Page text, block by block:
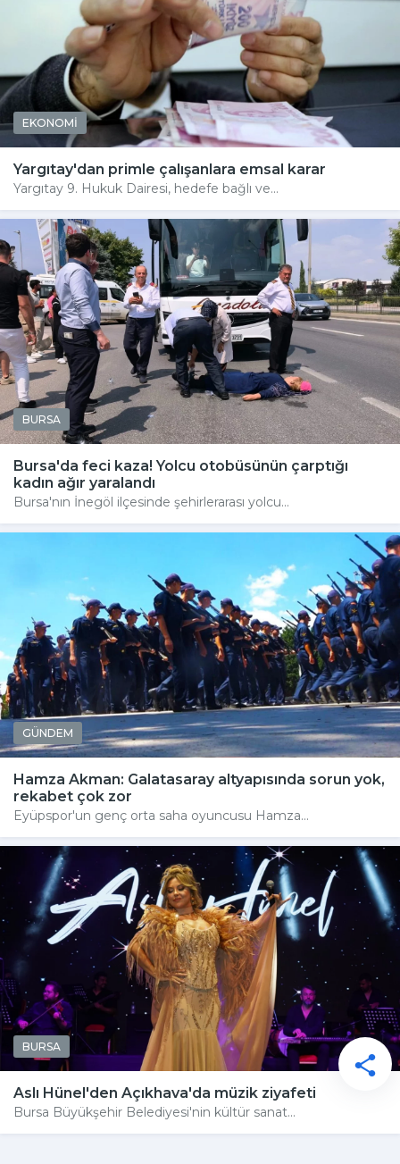
EKONOMİ
Yargıtay'dan primle çalışanlara emsal karar
Yargıtay 9. Hukuk Dairesi, hedefe bağlı ve...
BURSA
Bursa'da feci kaza! Yolcu otobüsünün çarptığı
kadın ağır yaralandı
Bursa'nın İnegöl ilçesinde şehirlerarası yolcu...
GÜNDEM
Hamza Akman: Galatasaray altyapısında sorun yok,
rekabet çok zor
Eyüpspor'un genç orta saha oyuncusu Hamza...
BURSA
Aslı Hünel'den Açıkhava'da müzik ziyafeti
Bursa Büyükşehir Belediyesi'nin kültür sanat...